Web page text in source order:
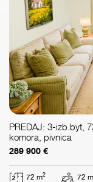
PREDAJ: 3-izb.byt,
komora, pivnica
289 900 €
72 m2 72 m